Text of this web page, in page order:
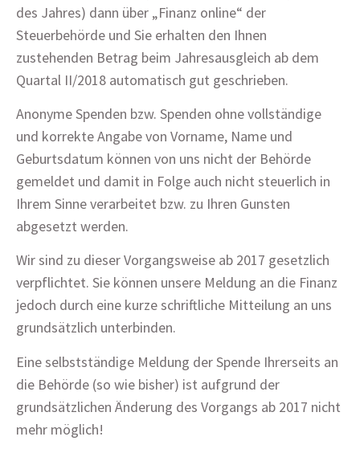
des Jahres) dann über „Finanz online“ der
Steuerbehörde und Sie erhalten den Ihnen
zustehenden Betrag beim Jahresausgleich ab dem
Quartal II/2018 automatisch gut geschrieben.
Anonyme Spenden bzw. Spenden ohne vollständige
und korrekte Angabe von Vorname, Name und
Geburtsdatum können von uns nicht der Behörde
gemeldet und damit in Folge auch nicht steuerlich in
Ihrem Sinne verarbeitet bzw. zu Ihren Gunsten
abgesetzt werden.
Wir sind zu dieser Vorgangsweise ab 2017 gesetzlich
verpflichtet. Sie können unsere Meldung an die Finanz
jedoch durch eine kurze schriftliche Mitteilung an uns
grundsätzlich unterbinden.
Eine selbstständige Meldung der Spende Ihrerseits an
die Behörde (so wie bisher) ist aufgrund der
grundsätzlichen Änderung des Vorgangs ab 2017 nicht
mehr möglich!